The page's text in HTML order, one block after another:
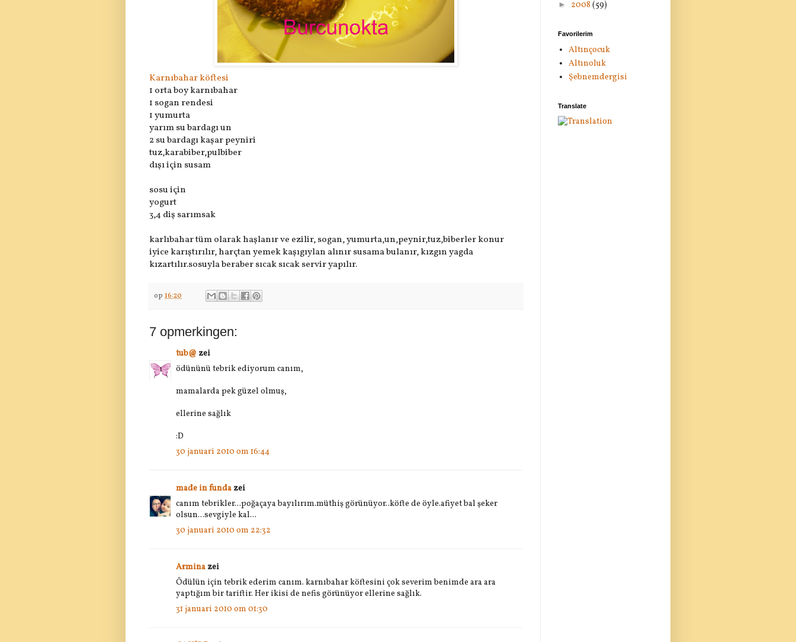
Karnıbahar köftesi
1 orta boy karnıbahar
1 sogan rendesi
1 yumurta
yarım su bardagı un
2 su bardagı kaşar peyniri
tuz,karabiber,pulbiber
dışı için susam
sosu için
yogurt
3,4 diş sarımsak
karlıbahar tüm olarak haşlanır ve ezilir, sogan, yumurta,un,peynir,tuz,biberler konur
iyice karıştırılır, harçtan yemek kaşıgıylan alınır susama bulanır, kızgın yagda
kızartılır.sosuyla beraber sıcak sıcak servir yapılır.
op 16:20
7 opmerkingen:
tub@ zei
ödününü tebrik ediyorum canım,
mamalarda pek güzel olmuş,
ellerine sağlık
:D
30 januari 2010 om 16:44
made in funda zei
canım tebrikler...poğaçaya bayılırım.müthiş görünüyor..köfte de öyle.afiyet bal şeker
olsun...sevgiyle kal...
30 januari 2010 om 22:32
Armina zei
Ödülün için tebrik ederim canım. karnıbahar köftesini çok severim benimde ara ara
yaptığım bir tariftir. Her ikisi de nefis görünüyor ellerine sağlık.
31 januari 2010 om 01:30
► 2008 (59)
Favorilerim
Altınçocuk
Altınoluk
Şebnemdergisi
Translate